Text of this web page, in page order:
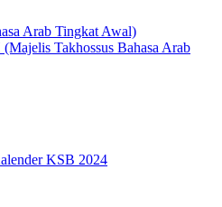
Arab Tingkat Awal)
Takhossus Bahasa Arab
KSB 2024